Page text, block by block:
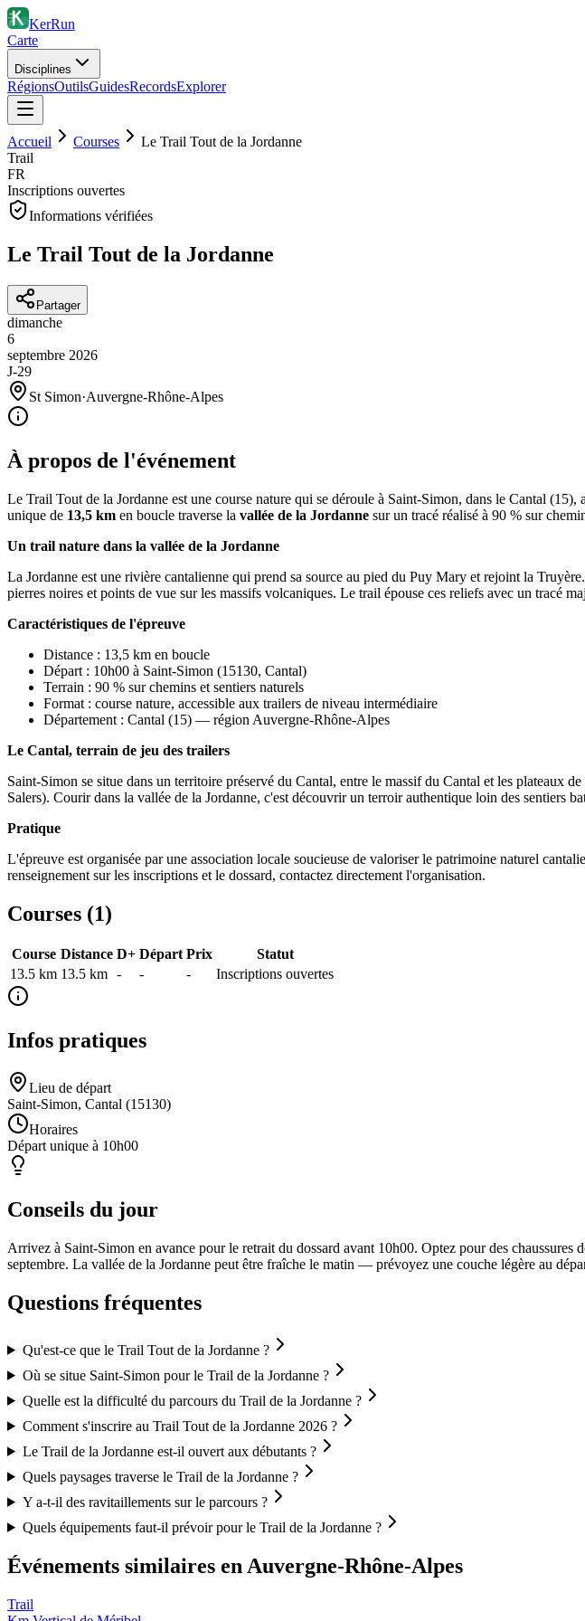
KerRun
Carte
Disciplines
RégionsOutilsGuidesRecordsExplorer
Accueil Courses
Le Trail Tout de la Jordanne
Trail
FR
Inscriptions ouvertes
Informations vérifiées
Le Trail Tout de la Jordanne
Partager
dimanche
6
septembre 2026
J-29
St Simon·Auvergne-Rhône-Alpes
À propos de l'événement
Le Trail Tout de la Jordanne est une course nature qui se déroule à Saint-Simon, dans le Cantal
unique de 13,5 km en boucle traverse la vallée de la Jordanne sur un tracé réalisé à 90 % sur
Un trail nature dans la vallée de la Jordanne
La Jordanne est une rivière cantalienne qui prend sa source au pied du Puy Mary et rejoint la
pierres noires et points de vue sur les massifs volcaniques. Le trail épouse ces reliefs avec un tracé
Caractéristiques de l'épreuve
Distance : 13,5 km en boucle
Départ : 10h00 à Saint-Simon (15130, Cantal)
Terrain : 90 % sur chemins et sentiers naturels
Format : course nature, accessible aux trailers de niveau intermédiaire
Département : Cantal (15) — région Auvergne-Rhône-Alpes
Le Cantal, terrain de jeu des trailers
Saint-Simon se situe dans un territoire préservé du Cantal, entre le massif du Cantal et les plateaux
Salers). Courir dans la vallée de la Jordanne, c'est découvrir un terroir authentique loin des sentiers
Pratique
L'épreuve est organisée par une association locale soucieuse de valoriser le patrimoine naturel
renseignement sur les inscriptions et le dossard, contactez directement l'organisation.
Courses (1)
Course Distance D+ Départ Prix
Statut
13.5 km 13.5 km - - - Inscriptions ouvertes
Infos pratiques
Lieu de départ
Saint-Simon, Cantal (15130)
Horaires
Départ unique à 10h00
Conseils du jour
Arrivez à Saint-Simon en avance pour le retrait du dossard avant 10h00. Optez pour des
septembre. La vallée de la Jordanne peut être fraîche le matin — prévoyez une couche légère au
Questions fréquentes
Qu'est-ce que le Trail Tout de la Jordanne ?
Où se situe Saint-Simon pour le Trail de la Jordanne ?
Quelle est la difficulté du parcours du Trail de la Jordanne ?
Comment s'inscrire au Trail Tout de la Jordanne 2026 ?
Le Trail de la Jordanne est-il ouvert aux débutants ?
Quels paysages traverse le Trail de la Jordanne ?
Y a-t-il des ravitaillements sur le parcours ?
Quels équipements faut-il prévoir pour le Trail de la Jordanne ?
Événements similaires en Auvergne-Rhône-Alpes
Trail